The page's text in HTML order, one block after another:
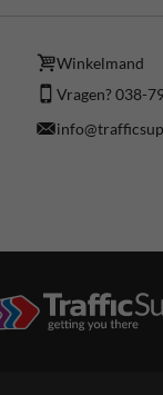
Winkelmand
Vragen? 038-